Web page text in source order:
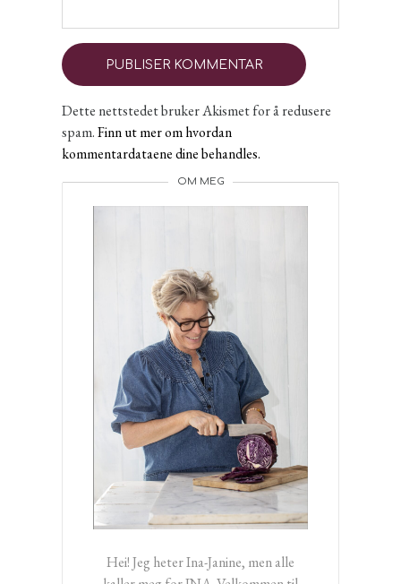
Dette nettstedet bruker Akismet for å redusere
spam.Finn ut mer om hvordan
kommentardataene dine behandles.
OM MEG
Hei! Jeg heter Ina-Janine, men alle